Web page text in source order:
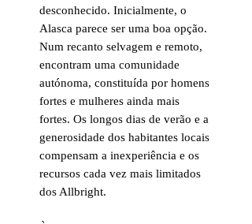
desconhecido. Inicialmente, o
Alasca parece ser uma boa opção.
Num recanto selvagem e remoto,
encontram uma comunidade
autónoma, constituída por homens
fortes e mulheres ainda mais
fortes. Os longos dias de verão e a
generosidade dos habitantes locais
compensam a inexperiência e os
recursos cada vez mais limitados
dos Allbright.